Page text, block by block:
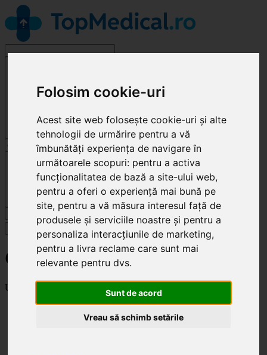
Folosim cookie-uri
Acest site web folosește cookie-uri și alte
tehnologii de urmărire pentru a vă
îmbunătăți experiența de navigare în
următoarele scopuri: pentru a activa
funcționalitatea de bază a site-ului web,
pentru a oferi o experiență mai bună pe
site, pentru a vă măsura interesul față de
produsele și serviciile noastre și pentru a
personaliza interacțiunile de marketing,
pentru a livra reclame care sunt mai
relevante pentru dvs.
Sunt de acord
Vreau să schimb setările
Specialități
Community Dental
Ultima actualizare: 05.06.2025
Descriere